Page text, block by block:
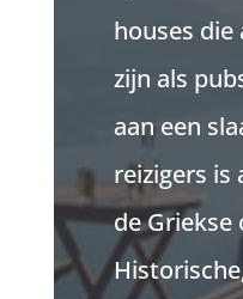
houses
zijn als
aan een
reizigers is
de Griekse